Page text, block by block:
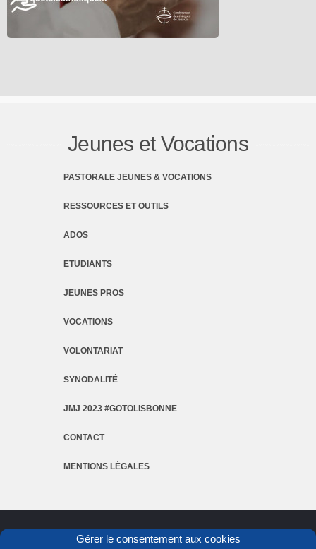
Gérer le consentement aux cookies
Jeunes et Vocations
PASTORALE JEUNES & VOCATIONS
RESSOURCES ET OUTILS
ADOS
ETUDIANTS
JEUNES PROS
VOCATIONS
VOLONTARIAT
SYNODALITÉ
JMJ 2023 #GOTOLISBONNE
CONTACT
MENTIONS LÉGALES